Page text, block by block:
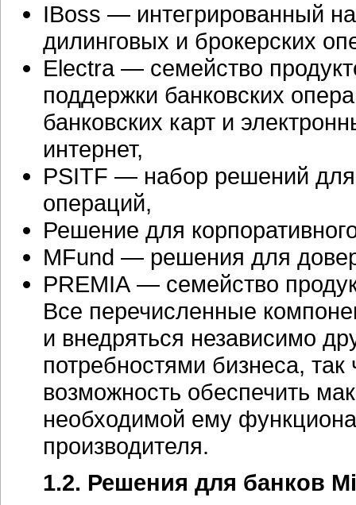
IBoss — интегрированный
дилинговых и брокерских
Electra — семейство
поддержки банковских
банковских карт и
интернет,
PSITF — набор решений
операций,
Решение для
MFund — решения для
PREMIA — семейство
Все перечисленные
и внедряться независимо
потребностями бизнеса,
возможность обеспечить
необходимой ему
производителя.
1.2. Решения для банков